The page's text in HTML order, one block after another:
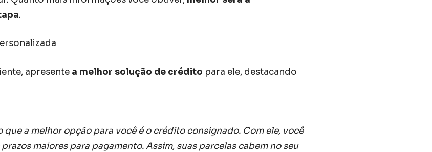
.
apresente a melhor solução de crédito para ele, destacando
que a melhor opção para você é o crédito consignado. Com ele, você
maiores para pagamento. Assim, suas parcelas cabem no seu